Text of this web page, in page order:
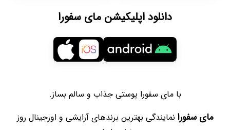
دانلود اپلیکیشن مای سفورا
با مای سفورا پوستی جذاب و سالم بساز.
مای سفورا نمایندگی بهترین برندهای آرایشی و اورجینال روز